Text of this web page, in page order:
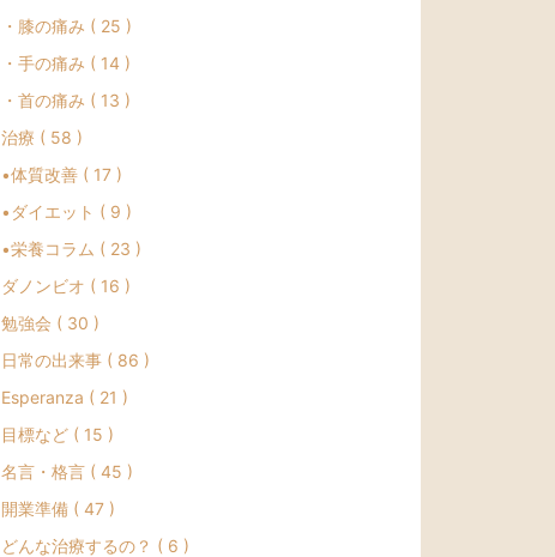
・膝の痛み ( 25 )
・手の痛み ( 14 )
・首の痛み ( 13 )
治療 ( 58 )
•体質改善 ( 17 )
•ダイエット ( 9 )
•栄養コラム ( 23 )
ダノンビオ ( 16 )
勉強会 ( 30 )
日常の出来事 ( 86 )
Esperanza ( 21 )
目標など ( 15 )
名言・格言 ( 45 )
開業準備 ( 47 )
どんな治療するの？ ( 6 )